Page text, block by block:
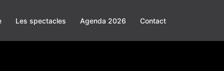
Les spectacles Agenda 2026 Contact